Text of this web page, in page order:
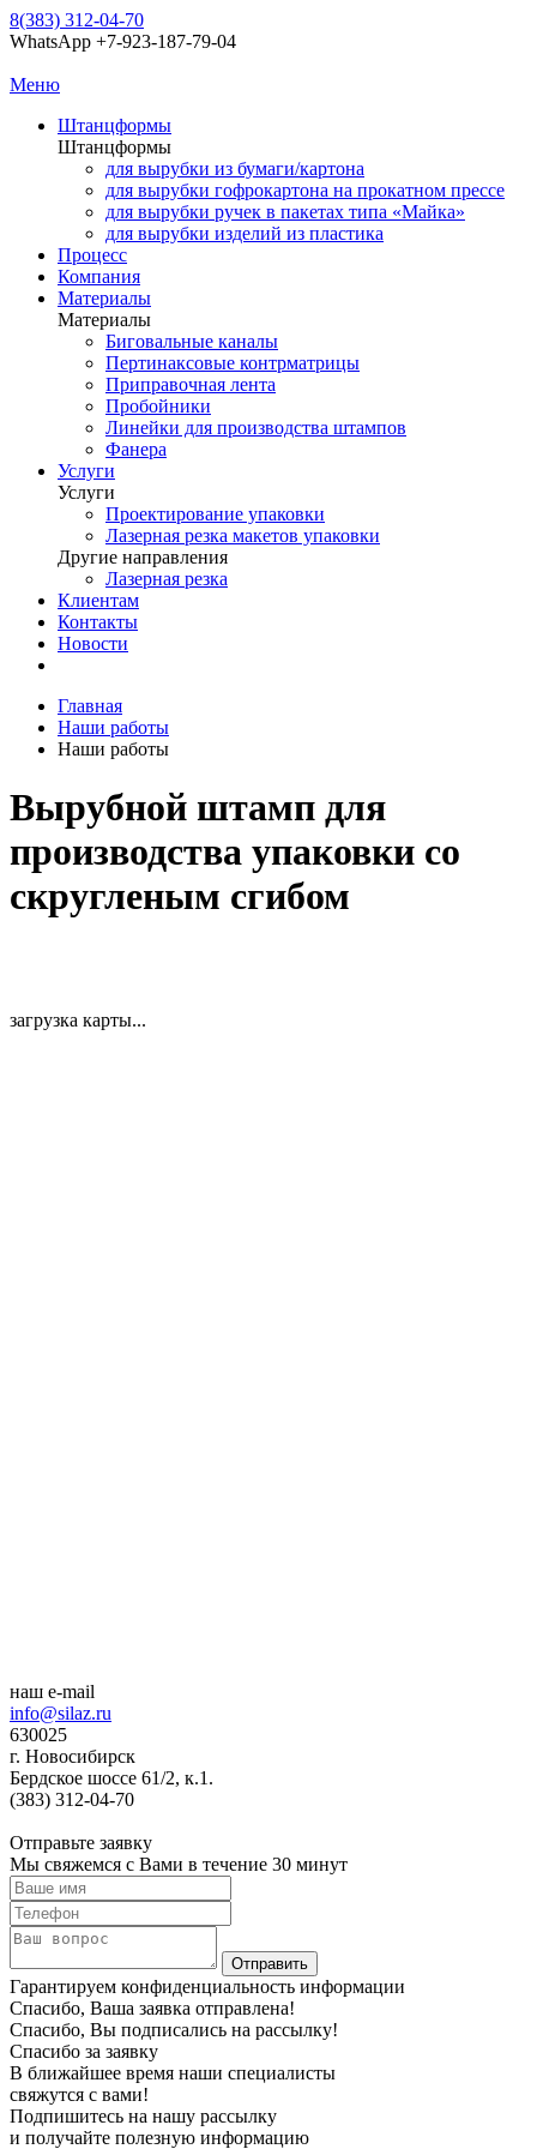
8(383) 312-04-70
WhatsApp +7-923-187-79-04
Меню
Штанцформы
Штанцформы
для вырубки из бумаги/картона
для вырубки гофрокартона на прокатном прессе
для вырубки ручек в пакетах типа «Майка»
для вырубки изделий из пластика
Процесс
Компания
Материалы
Материалы
Биговальные каналы
Пертинаксовые контрматрицы
Приправочная лента
Пробойники
Линейки для производства штампов
Фанера
Услуги
Услуги
Проектирование упаковки
Лазерная резка макетов упаковки
Другие направления
Лазерная резка
Клиентам
Контакты
Новости
Главная
Наши работы
Наши работы
Вырубной штамп для
производства упаковки со
скругленым сгибом
загрузка карты...
наш e-mail
info@silaz.ru
630025
г. Новосибирск
Бердское шоссе 61/2, к.1.
(383) 312-04-70
Отправьте заявку
Мы свяжемся с Вами в течение 30 минут
Гарантируем конфиденциальность информации
Спасибо, Ваша заявка отправлена!
Спасибо, Вы подписались на рассылку!
Спасибо за заявку
В ближайшее время наши специалисты
свяжутся с вами!
Подпишитесь на нашу рассылку
и получайте полезную информацию